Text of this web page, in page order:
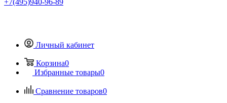
Личный кабинет
Корзина0
Избранные товары0
Сравнение товаров0